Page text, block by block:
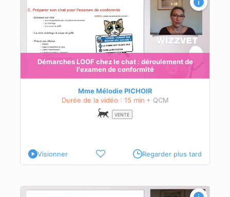
Démarches LOOF chez le chat : déroulement de
l'examen de conformité
Mme Mélodie PICHOIR
Durée de la vidéo : 15 min + QCM
VENTE
Visionner Regarder plus tard